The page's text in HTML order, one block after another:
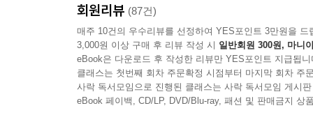
작품으로 오인받았던 그녀의 작품들을 그녀의 시
--- p.188, 「유딧 레이스터르, [젊은 여인에게 돈을
로히어르가 플랑드르 거장의 반열에 당당히 오른
니다. (중략) 때로는 한 장의 그림이 영화나 소설
번 느낍니다.
프랑스 파리의 루브르 박물관과 오르세 미술관
스페인의 이진희 가이드와 독일의 명선아 가이
각지의 미술관에서 최고 평점을 받으며 수많은
미술관에서 독자들에게 꼭 보여주고 싶은 작품
걸음을 옮겨가며 듣던 해설 그대로를 책에 담았습
회원리뷰 (87건)
매주 10건의 우수리뷰를 선정하여 YES포인트 3만원을 드
3,000원 이상 구매 후 리뷰 작성 시 일반회원 300원, 마니
eBook은 다운로드 후 작성한 리뷰만 YES포인트 지급됩니
클래스는 첫번째 회차 주문확정 시점부터 마지막 회차 주
사락 독서모임으로 진행된 클래스는 사락 독서모임 게시
eBook 페이백, CD/LP, DVD/Blu-ray, 패션 및 판매금지 상